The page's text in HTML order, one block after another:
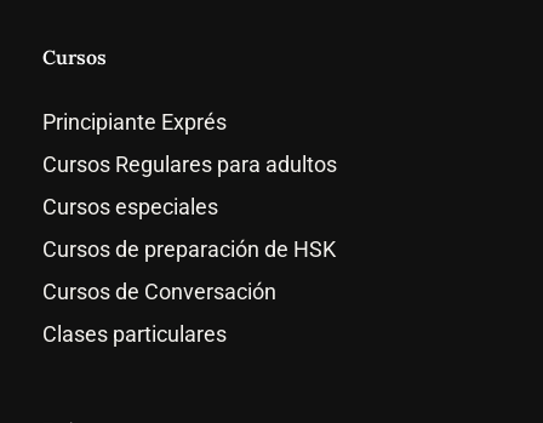
Cursos
Principiante Exprés
Cursos Regulares para adultos
Cursos especiales
Cursos de preparación de HSK
Cursos de Conversación
Clases particulares